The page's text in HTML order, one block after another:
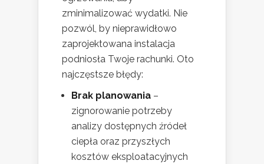
zminimalizować wydatki. Nie
pozwól, by nieprawidłowo
zaprojektowana instalacja
podniosła Twoje rachunki. Oto
najczęstsze błędy:
Brak planowania –
zignorowanie potrzeby
analizy dostępnych źródeł
ciepła oraz przyszłych
kosztów eksploatacyjnych